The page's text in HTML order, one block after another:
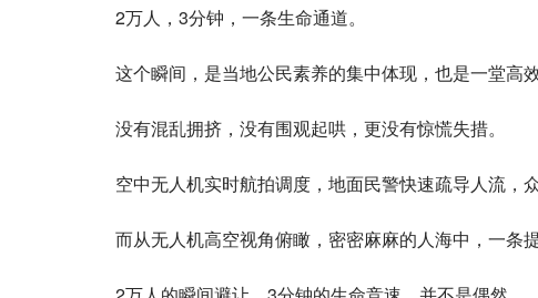
2万人，3分钟，一条生命通道。
这个瞬间，是当地公民素养的集中体现，也是一堂高
没有混乱拥挤，没有围观起哄，更没有惊慌失措。
空中无人机实时航拍调度，地面民警快速疏导人流，
而从无人机高空视角俯瞰，密密麻麻的人海中，一条